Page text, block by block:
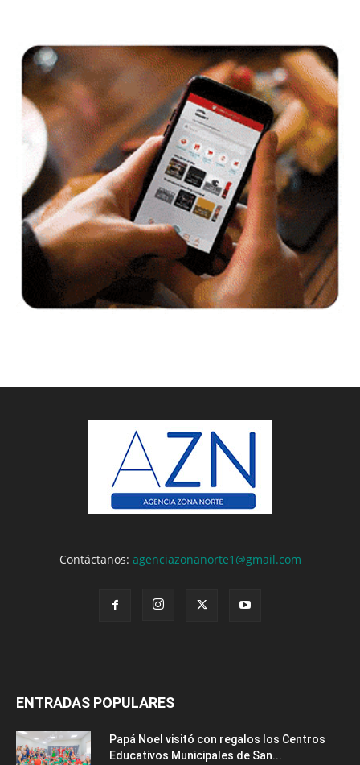
Contáctanos: agenciazonanorte1@gmail.com
ENTRADAS POPULARES
Papá Noel visitó con regalos los Centros
Educativos Municipales de San...